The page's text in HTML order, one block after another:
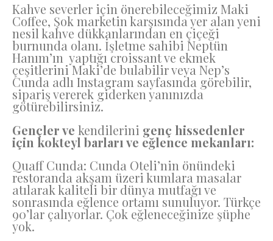
Kahve severler için önerebileceğimiz Maki
Coffee, Şok marketin karşısında yer alan yeni
nesil kahve dükkanlarından en çiçeği
burnunda olanı. İşletme sahibi Neptün
Hanım’ın yaptığı croissant ve ekmek
çeşitlerini Maki’de bulabilir veya Nep’s
Cunda adlı Instagram sayfasında görebilir,
sipariş vererek giderken yanınızda
götürebilirsiniz.
Gençler ve kendilerini genç hissedenler
için kokteyl barları ve eğlence mekanları:
Quaff Cunda: Cunda Oteli’nin önündeki
restoranda akşam üzeri kumlara masalar
atılarak kaliteli bir dünya mutfağı ve
sonrasında eğlence ortamı sunuluyor. Türkçe
90’lar çalıyorlar. Çok eğleneceğinize şüphe
yok.